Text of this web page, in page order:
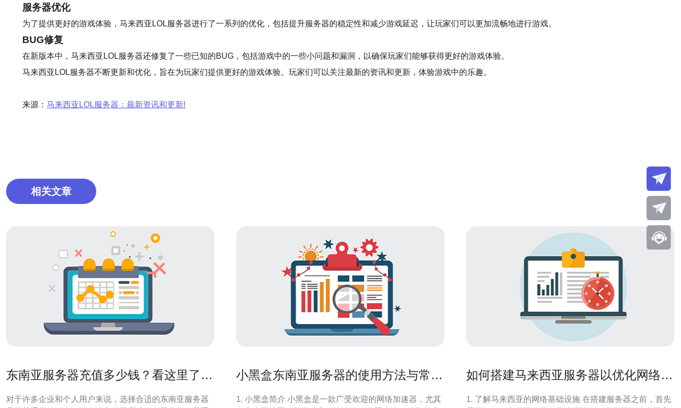
服务器优化
为了提供更好的游戏体验，马来西亚LOL服务器进行了一系列的优化，包括提升服务器的稳定性和减少游戏延迟，让玩家们可以更加流畅地进行游戏。
BUG修复
在新版本中，马来西亚LOL服务器还修复了一些已知的BUG，包括游戏中的一些小问题和漏洞，以确保玩家们能够获得更好的游戏体验。
马来西亚LOL服务器不断更新和优化，旨在为玩家们提供更好的游戏体验。玩家们可以关注最新的资讯和更新，体验游戏中的乐趣。
来源： 马来西亚LOL服务器：最新资讯和更新!
相关文章
东南亚服务器充值多少钱？看这里了解
对于许多企业和个人用户来说，选择合适的东南亚服务器
小黑盒东南亚服务器的使用方法与常见
1. 小黑盒简介 小黑盒是一款广受欢迎的网络加速器，尤其
如何搭建马来西亚服务器以优化网络性
1. 了解马来西亚的网络基础设施 在搭建服务器之前，首先